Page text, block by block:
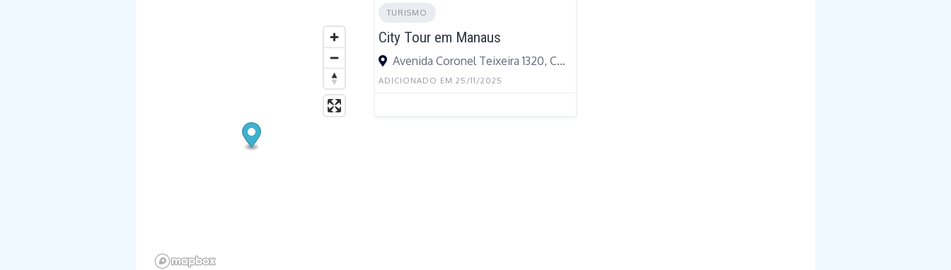
TURISMO
City Tour em Manaus
Avenida Coronel Teixeira 1320, Compensa, Manaus - Amazonas, 69030-480, Brasil
ADICIONADO EM 25/11/2025